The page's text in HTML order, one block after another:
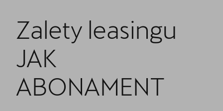
Zalety leasingu
JAK
ABONAMENT